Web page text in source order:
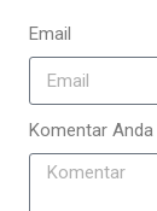
Email
Komentar Anda